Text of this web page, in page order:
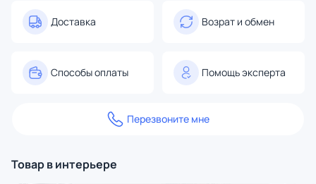
Доставка Возрат и обмен
Способы оплаты Помощь эксперта
Перезвоните мне
Товар в интерьере